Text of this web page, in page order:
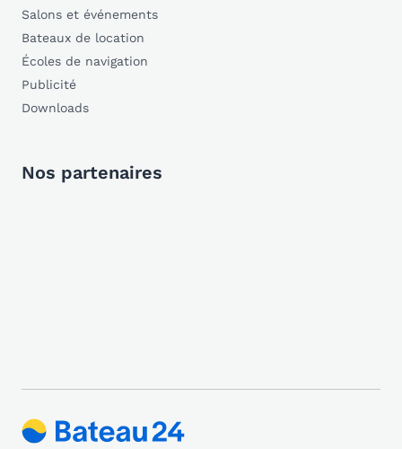
Salons et événements
Bateaux de location
Écoles de navigation
Publicité
Downloads
Nos partenaires